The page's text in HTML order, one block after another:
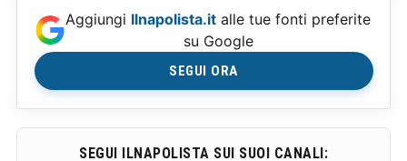
Aggiungi Ilnapolista.it alle tue fonti preferite
su Google
SEGUI ORA
SEGUI ILNAPOLISTA SUI SUOI CANALI: